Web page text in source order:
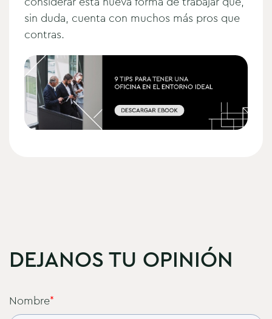
sin duda, cuenta con muchos más pros que
contras.
DEJANOS TU OPINIÓN
Nombre*